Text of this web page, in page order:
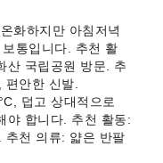
화하지만 아침저녁
통입니다. 추천 활
산 국립공원 방문. 추
안한 신발.
덥고 상대적으로
야 합니다. 추천 활동:
추천 의류: 얇은 반팔